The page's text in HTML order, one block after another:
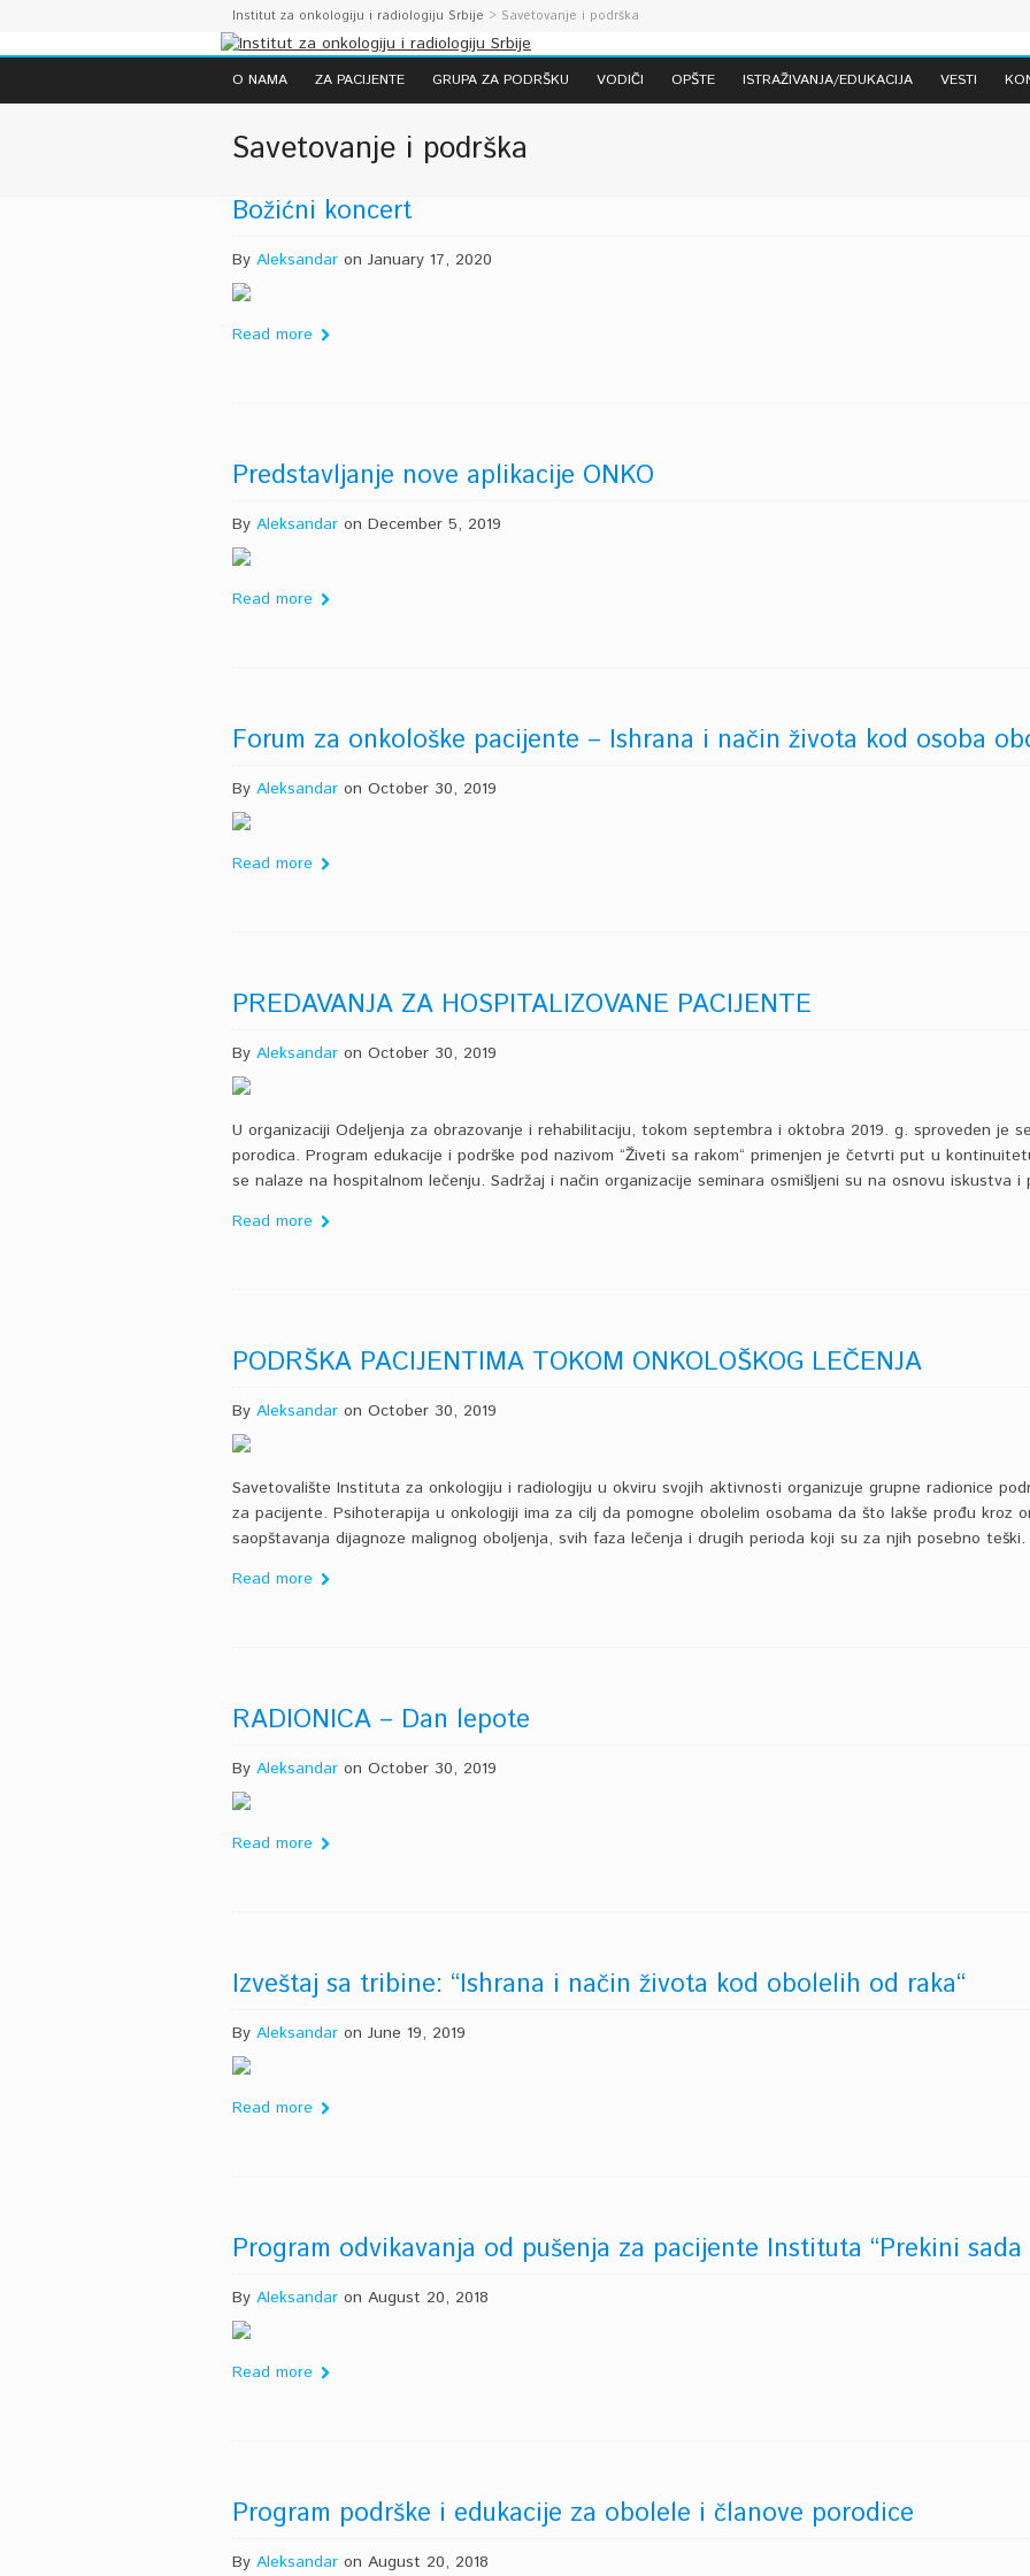
Institut za onkologiju i radiologiju Srbije > Savetovanje i podrška
O NAMA ZA PACIJENTE GRUPA ZA PODRŠKU VODIČI OPŠTE ISTRAŽIVANJA/EDUKACIJA VESTI
Savetovanje i podrška
Božićni koncert
By Aleksandar on January 17, 2020
Read more
Predstavljanje nove aplikacije ONKO
By Aleksandar on December 5, 2019
Read more
Forum za onkološke pacijente – Ishrana i način života kod osoba
By Aleksandar on October 30, 2019
Read more
PREDAVANJA ZA HOSPITALIZOVANE PACIJENTE
By Aleksandar on October 30, 2019
U organizaciji Odeljenja za obrazovanje i rehabilitaciju, tokom septembra i oktobra 2019. g. sproveden je
porodica. Program edukacije i podrške pod nazivom “Živeti sa rakom“ primenjen je četvrti put u
se nalaze na hospitalnom lečenju. Sadržaj i način organizacije seminara osmišljeni su na osnovu iskustva
Read more
PODRŠKA PACIJENTIMA TOKOM ONKOLOŠKOG LEČENJA
By Aleksandar on October 30, 2019
Savetovalište Instituta za onkologiju i radiologiju u okviru svojih aktivnosti organizuje grupne radionice
za pacijente. Psihoterapija u onkologiji ima za cilj da pomogne obolelim osobama da što lakše prođu kroz
saopštavanja dijagnoze malignog oboljenja, svih faza lečenja i drugih perioda koji su za njih posebno
Read more
RADIONICA – Dan lepote
By Aleksandar on October 30, 2019
Read more
Izveštaj sa tribine: “Ishrana i način života kod obolelih od raka“
By Aleksandar on June 19, 2019
Read more
Program odvikavanja od pušenja za pacijente Instituta “Prekini
By Aleksandar on August 20, 2018
Read more
Program podrške i edukacije za obolele i članove porodice
By Aleksandar on August 20, 2018